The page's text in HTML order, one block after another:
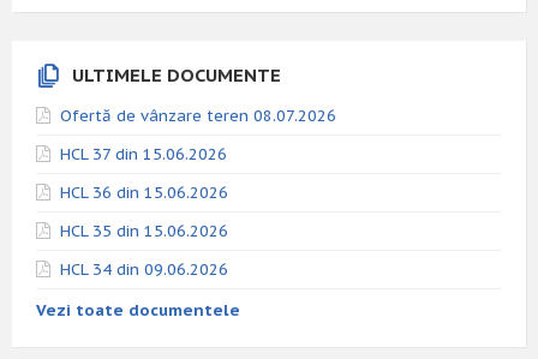
ULTIMELE DOCUMENTE
Ofertă de vânzare teren 08.07.2026
HCL 37 din 15.06.2026
HCL 36 din 15.06.2026
HCL 35 din 15.06.2026
HCL 34 din 09.06.2026
Vezi toate documentele